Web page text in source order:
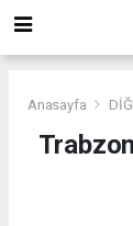
Anasayfa